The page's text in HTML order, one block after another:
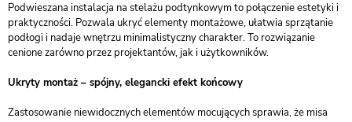
Podwieszana instalacja na stelażu podtynkowym to połączenie estetyki i
praktyczności. Pozwala ukryć elementy montażowe, ułatwia sprzątanie
podłogi i nadaje wnętrzu minimalistyczny charakter. To rozwiązanie
cenione zarówno przez projektantów, jak i użytkowników.
Ukryty montaż – spójny, elegancki efekt końcowy
Zastosowanie niewidocznych elementów mocujących sprawia, że misa